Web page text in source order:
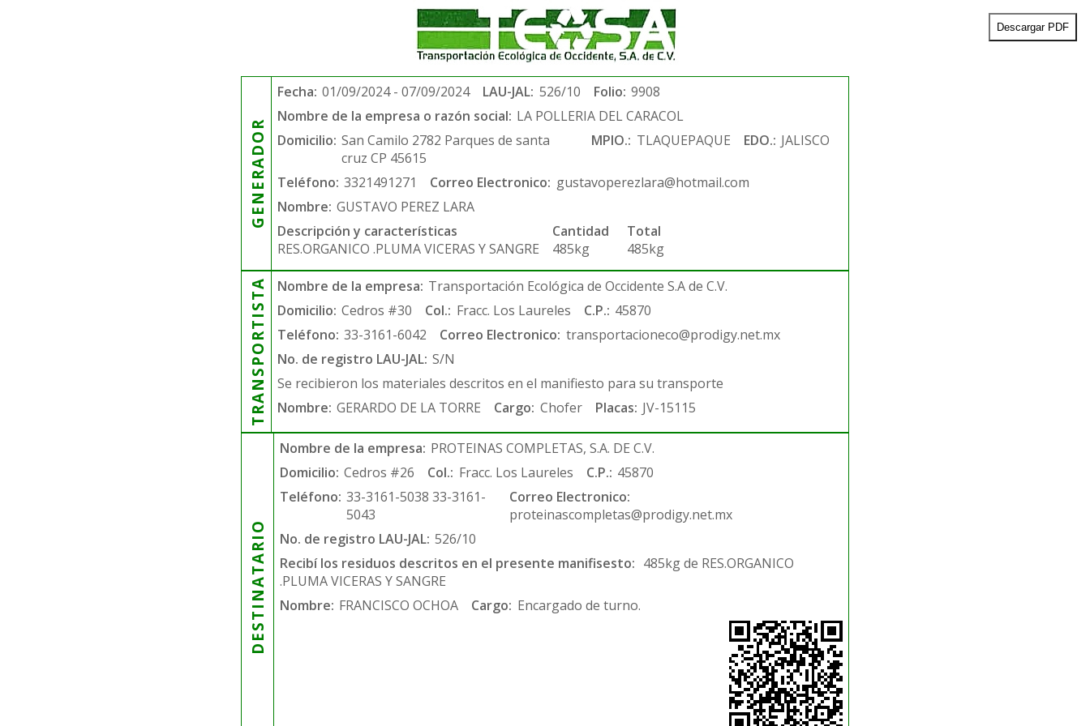
Descargar PDF
GENERADOR
Fecha: 01/09/2024 - 07/09/2024 LAU-JAL: 526/10 Folio: 9908
Nombre de la empresa o razón social: LA POLLERIA DEL CARACOL
Domicilio: San Camilo 2782 Parques de santa
cruz CP 45615
MPIO.: TLAQUEPAQUE EDO.: JALISCO
Teléfono: 3321491271 Correo Electronico: gustavoperezlara@hotmail.com
Nombre: GUSTAVO PEREZ LARA
Descripción y características
RES.ORGANICO .PLUMA VICERAS Y SANGRE
Cantidad
485kg
Total
485kg
TRANSPORTISTA Nombre de la empresa: Transportación Ecológica de Occidente S.A de C.V.
Domicilio: Cedros #30 Col.: Fracc. Los Laureles C.P.: 45870
Teléfono: 33-3161-6042 Correo Electronico: transportacioneco@prodigy.net.mx
No. de registro LAU-JAL: S/N
Se recibieron los materiales descritos en el manifiesto para su transporte
Nombre: GERARDO DE LA TORRE Cargo: Chofer Placas: JV-15115
DESTINATARIO
Nombre de la empresa: PROTEINAS COMPLETAS, S.A. DE C.V.
Domicilio: Cedros #26 Col.: Fracc. Los Laureles C.P.: 45870
Teléfono: 33-3161-5038 33-3161-
5043
Correo Electronico:
proteinascompletas@prodigy.net.mx
No. de registro LAU-JAL: 526/10
Recibí los residuos descritos en el presente manifisesto: 485kg de RES.ORGANICO
.PLUMA VICERAS Y SANGRE
Nombre: FRANCISCO OCHOA Cargo: Encargado de turno.